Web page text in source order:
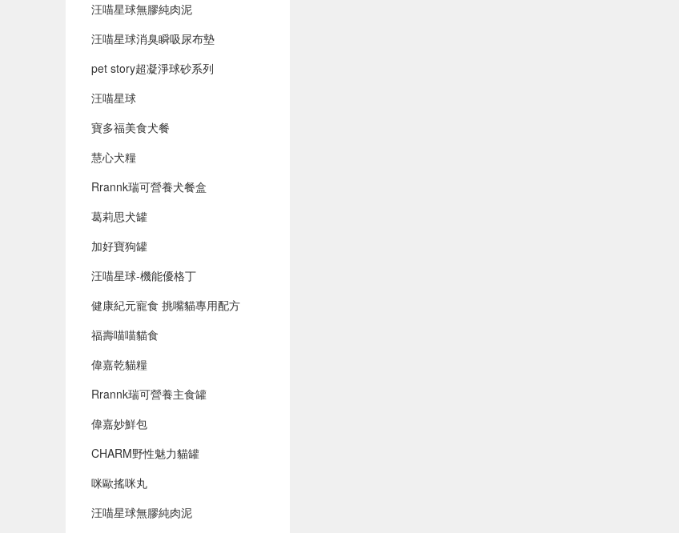
汪喵星球無膠純肉泥
汪喵星球消臭瞬吸尿布墊
pet story超凝淨球砂系列
汪喵星球
寶多福美食犬餐
慧心犬糧
Rrannk瑞可營養犬餐盒
葛莉思犬罐
加好寶狗罐
汪喵星球-機能優格丁
健康紀元寵食 挑嘴貓專用配方
福壽喵喵貓食
偉嘉乾貓糧
Rrannk瑞可營養主食罐
偉嘉妙鮮包
CHARM野性魅力貓罐
咪歐搖咪丸
汪喵星球無膠純肉泥